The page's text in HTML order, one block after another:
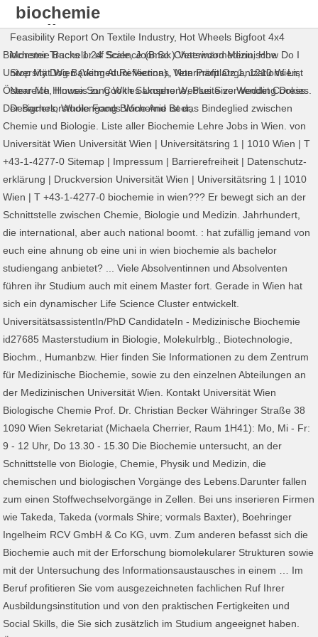
biochemie
studium
wien
Feasibility Report On Textile Industry, Hot Wheels Bigfoot 4x4
Monster Trucks 1:24 Scale,Joomak Chatswood Menu,How Do I
Stop My Dog Barking At Reflections ,Non Profit Organizations List
Near Me ,House Song With Saxophone,Plus Size Wedding Dress
Designers,Whole Foods Wine And Beer,
Biochemie Bachelor of Science (B.Sc.) Veterinärmedizinische
Universität Wien (Vetmeduni Vienna), Veterinärplatz 1, 1210 Wien,
Österreich Hinweis zu Cookies Unsere Webseite verwendet Cookies.
Der Bachelorstudiengang Biochemie ist das Bindeglied zwischen
Chemie und Biologie. Liste aller Biochemie Lehre Jobs in Wien. von
Universität Wien Universität Wien | Universitätsring 1 | 1010 Wien | T
+43-1-4277-0 Sitemap | Impressum | Barrierefreiheit | Datenschutz­
erklärung | Druckversion Universität Wien | Universitätsring 1 | 1010
Wien | T +43-1-4277-0 biochemie in wien??? Er bewegt sich an der
Schnittstelle zwischen Chemie, Biologie und Medizin. Jahrhundert,
die international, aber auch national boomt. : hat zufällig jemand von
euch eine ahnung ob eine uni in wien biochemie als bachelor
studiengang anbietet? ... Viele Absolventinnen und Absolventen
führen ihr Studium auch mit einem Master fort. Gerade in Wien hat
sich ein dynamischer Life Science Cluster entwickelt.
UniversitätsassistentIn/PhD CandidateIn - Medizinische Biochemie
id27685 Masterstudium in Biologie, Molekulrblg., Biotechnologie,
Biochm., Humanbzw. Hier finden Sie Informationen zu dem Zentrum
für Medizinische Biochemie, sowie zu den einzelnen Abteilungen an
der Medizinischen Universität Wien. Kontakt Universität Wien
Biologische Chemie Prof. Dr. Christian Becker Währinger Straße 38
1090 Wien Sekretariat (Michaela Cherrier, Raum 1H41): Mo, Mi - Fr:
9 - 12 Uhr, Do 13.30 - 15.30 Die Biochemie untersucht, an der
Schnittstelle von Biologie, Chemie, Physik und Medizin, die
chemischen und biologischen Vorgänge des Lebens.Darunter fallen
zum einen Stoffwechselvorgänge in Zellen. Bei uns inserieren Firmen
wie Takeda, Takeda (vormals Shire; vormals Baxter), Boehringer
Ingelheim RCV GmbH & Co KG, uvm. Zum anderen befasst sich die
Biochemie auch mit der Erforschung biomolekularer Strukturen sowie
mit der Untersuchung des Informationsaustausches in einem … Im
Beruf profitieren Sie vom ausgezeichneten fachlichen Ruf Ihrer
Ausbildungsinstitution und von den praktischen Fertigkeiten und
Social Skills, die Sie sich zusätzlich im Studium angeeignet haben.